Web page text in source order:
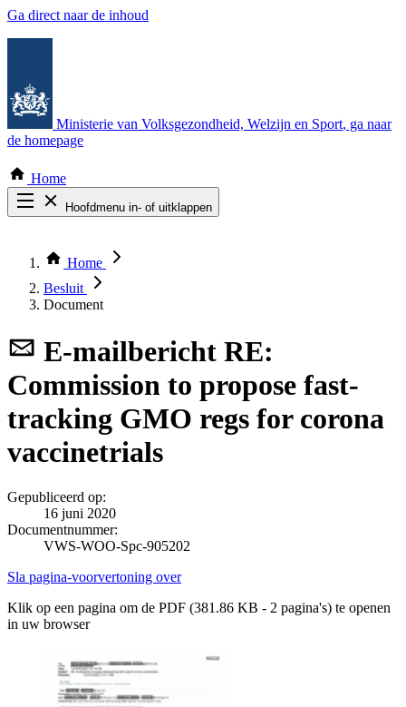
Ga direct naar de inhoud
Ministerie van Volksgezondheid, Welzijn en Sport, ga naar
de homepage
Home
Hoofdmenu in- of uitklappen
Thema COVID-19
Bekijk per bestuursorgaan
Home
Besluit
Document
E-mailbericht RE:
Commission to propose fast-
tracking GMO regs for corona
vaccinetrials
Gepubliceerd op:
16 juni 2020
Documentnummer:
VWS-WOO-Spc-905202
Sla pagina-voorvertoning over
Klik op een pagina om de PDF (381.86 KB - 2 pagina's) te openen
in uw browser